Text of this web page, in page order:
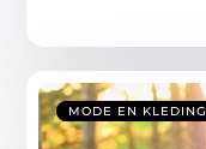
MODE EN KLEDING